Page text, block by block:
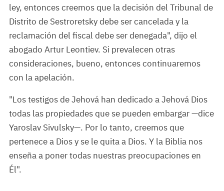
ley, entonces creemos que la decisión del Tribunal de
Distrito de Sestroretsky debe ser cancelada y la
reclamación del fiscal debe ser denegada", dijo el
abogado Artur Leontiev. Si prevalecen otras
consideraciones, bueno, entonces continuaremos
con la apelación.
"Los testigos de Jehová han dedicado a Jehová Dios
todas las propiedades que se pueden embargar —dice
Yaroslav Sivulsky—. Por lo tanto, creemos que
pertenece a Dios y se le quita a Dios. Y la Biblia nos
enseña a poner todas nuestras preocupaciones en
Él".